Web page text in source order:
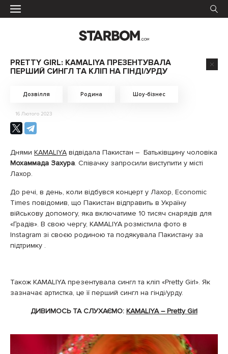
PRETTY GIRL: KAMALIYA ПРЕЗЕНТУВАЛА
ПЕРШИЙ СИНГЛ ТА КЛІП НА ГІНДІ/УРДУ
Дозвілля Родина Шоу-бізнес
16 Лютого 2023
Днями KAMALIYA відвідала Пакистан – Батьківщину чоловіка
Мохаммада Захура. Співачку запросили виступити у місті
Лахор.
До речі, в день, коли відбувся концерт у Лахор, Economic
Times повідомив, що Пакистан відправить в Україну
військову допомогу, яка включатиме 10 тисяч снарядів для
«Градів». В свою чергу, KAMALIYA розмістила фото в
Instagram зі своєю родиною та подякувала Пакистану за
підтримку .
Також KAMALIYA презентувала сингл та кліп «Pretty Girl». Як
зазначає артистка, це її перший сингл на гінді/урду.
ДИВИМОСЬ ТА СЛУХАЄМО: KAMALIYA – Pretty Girl